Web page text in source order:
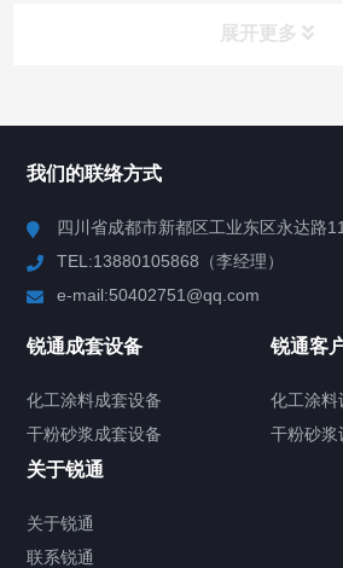
展开更多
混合机
输送机
我们的联络方式
四川省成都市新都区工业东区永达路
TEL:13880105868（李经理）
e-mail:50402751@qq.com
锐通成套设备
化工涂料成套设备
干粉砂浆成套设备
锐通客
化工涂料
干粉砂浆
关于锐通
关于锐通
联系锐通